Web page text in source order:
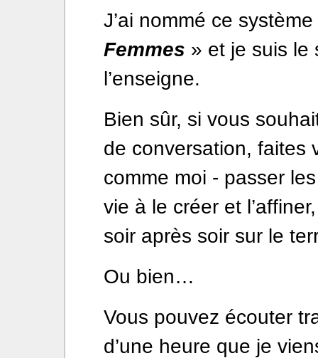
J’ai nommé ce
Femmes » et je suis le
l’enseigne.
Bien sûr, si vous
de conversation, faites
comme moi - passer
vie à le créer et
soir après soir sur le
Ou bien…
Vous pouvez écouter
d’une heure que je